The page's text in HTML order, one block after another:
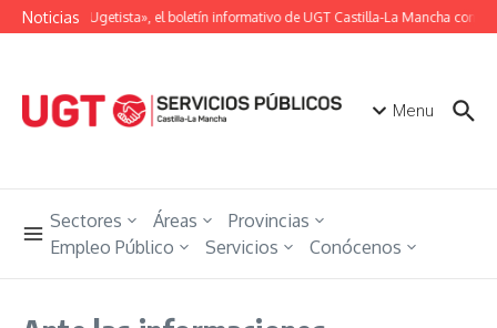
Saltar al contenido
Noticias
«Unión Ugetista», el boletín informativo de UGT Castilla-La Mancha con
Menu
Sectores Áreas
Provincias
Empleo Público
Servicios Conócenos